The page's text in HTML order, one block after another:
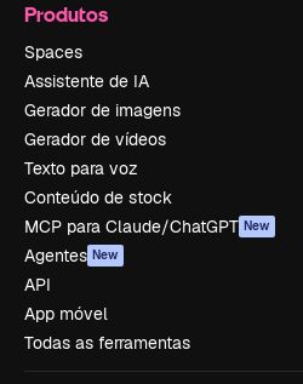
Produtos
Spaces
Assistente de IA
Gerador de imagens
Gerador de vídeos
Texto para voz
Conteúdo de stock
MCP para Claude/ChatGPT New
Agentes New
API
App móvel
Todas as ferramentas